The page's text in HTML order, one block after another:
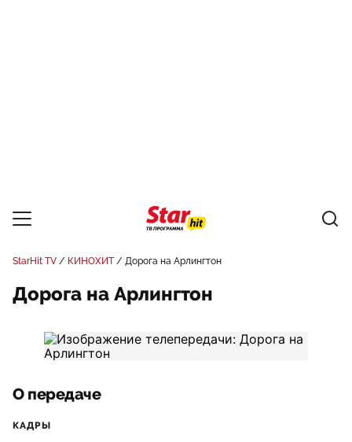
StarHit TV КИНОХИТ Дорога на Арлингтон
Дорога на Арлингтон
О передаче
КАДРЫ